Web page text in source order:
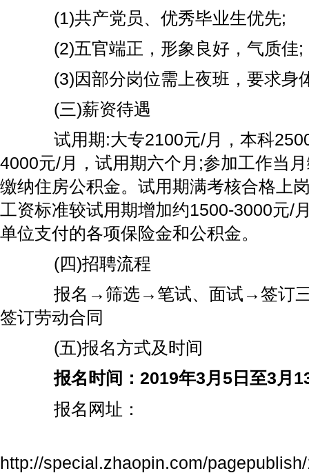
(1)共产党员、优秀毕业生优先;
(2)五官端正，形象良好，气质佳;
(3)因部分岗位需上夜班，要求身
(三)薪资待遇
试用期:大专2100元/月，本科
4000元/月，试用期六个月;参加工作当
缴纳住房公积金。试用期满考核合格上
工资标准较试用期增加约1500-3000元/
单位支付的各项保险金和公积金。
(四)招聘流程
报名→筛选→笔试、面试→签订
签订劳动合同
(五)报名方式及时间
报名时间：2019年3月5日至3月
报名网址：
http://special.zhaopin.com/